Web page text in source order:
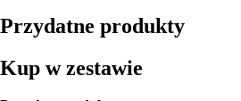
Przydatne produkty
Kup w zestawie